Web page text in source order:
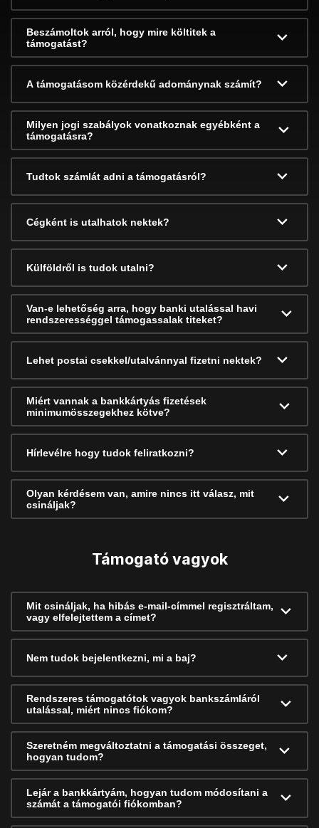
Beszámoltok arról, hogy mire költitek a
támogatást?
A támogatásom közérdekű adománynak számít?
Milyen jogi szabályok vonatkoznak egyébként a
támogatásra?
Tudtok számlát adni a támogatásról?
Cégként is utalhatok nektek?
Külföldről is tudok utalni?
Van-e lehetőség arra, hogy banki utalással havi
rendszerességgel támogassalak titeket?
Lehet postai csekkel/utalvánnyal fizetni nektek?
Miért vannak a bankkártyás fizetések
minimumösszegekhez kötve?
Hírlevélre hogy tudok feliratkozni?
Olyan kérdésem van, amire nincs itt válasz, mit
csináljak?
Támogató vagyok
Mit csináljak, ha hibás e-mail-címmel regisztráltam,
vagy elfelejtettem a címet?
Nem tudok bejelentkezni, mi a baj?
Rendszeres támogatótok vagyok bankszámláról
utalással, miért nincs fiókom?
Szeretném megváltoztatni a támogatási összeget,
hogyan tudom?
Lejár a bankkártyám, hogyan tudom módosítani a
számát a támogatói fiókomban?